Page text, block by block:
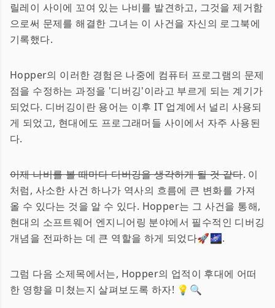
릴레이 사이에 꼬여 있는 나비를 발견하고, 그것을 제거함
으로써 문제를 해결한 그녀는 이 사건을 자신의 로그북에
기록했다.
Hopper의 이러한 경험은 나중에 컴퓨터 프로그램의 문제
점을 수정하는 과정을 '디버깅'이라고 부르게 되는 계기가
되었다. 디버깅이란 용어는 이후 IT 업계에서 널리 사용되
게 되었고, 현대에도 프로그래머들 사이에서 자주 사용된
다.
이제 나비를 볼 때마다 디버깅을 생각하게 될 것 같다. 이
처럼, 사소한 사건 하나가 역사의 흐름에 큰 변화를 가져
올 수 있다는 것을 알 수 있다. Hopper는 그 사건을 통해,
현대의 소프트웨어 엔지니어링 분야에서 필수적인 디버깅
개념을 전파하는 데 큰 역할을 하게 되었다🚀🌌.
그럼 다음 소제목에서는, Hopper의 업적이 후대에 어떠
한 영향을 미쳤는지 살펴보도록 하자! 💡🔍